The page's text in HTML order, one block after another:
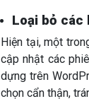
Loại bỏ các
Hiện tại, một
cập nhật các
dựng trên
chọn cẩn thận,